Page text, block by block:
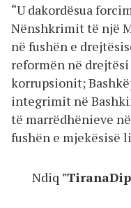
“U dakordësua
Nënshkrimit të një
në fushën e
reformën në
korrupsionit;
integrimit në
të marrëdhënieve
fushën e mjekësisë
Ndiq